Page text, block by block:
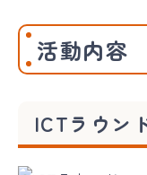
活動内容
ICTラウン